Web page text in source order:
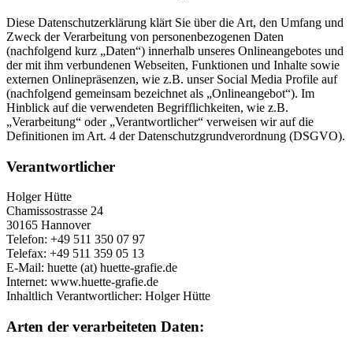
Diese Datenschutzerklärung klärt Sie über die Art, den Umfang und
Zweck der Verarbeitung von personenbezogenen Daten
(nachfolgend kurz „Daten“) innerhalb unseres Onlineangebotes und
der mit ihm verbundenen Webseiten, Funktionen und Inhalte sowie
externen Onlinepräsenzen, wie z.B. unser Social Media Profile auf
(nachfolgend gemeinsam bezeichnet als „Onlineangebot“). Im
Hinblick auf die verwendeten Begrifflichkeiten, wie z.B.
„Verarbeitung“ oder „Verantwortlicher“ verweisen wir auf die
Definitionen im Art. 4 der Datenschutzgrundverordnung (DSGVO).
Verantwortlicher
Holger Hütte
Chamissostrasse 24
30165 Hannover
Telefon: +49 511 350 07 97
Telefax: +49 511 359 05 13
E-Mail: huette (at) huette-grafie.de
Internet: www.huette-grafie.de
Inhaltlich Verantwortlicher: Holger Hütte
Arten der verarbeiteten Daten: